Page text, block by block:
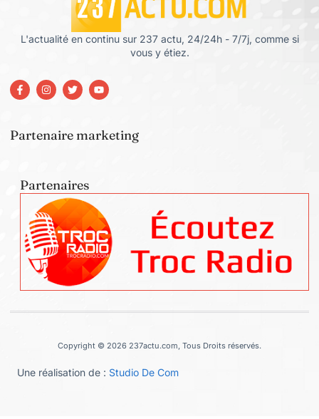
L'actualité en continu sur 237 actu, 24/24h - 7/7j, comme si
vous y étiez.
Partenaire marketing
Partenaires
Copyright © 2026 237actu.com, Tous Droits réservés.
Une réalisation de : Studio De Com